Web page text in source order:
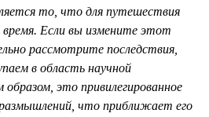
то, что для путешествия
Если вы измените этот
рассмотрите последствия,
в область научной
это привилегированное
что приближает его